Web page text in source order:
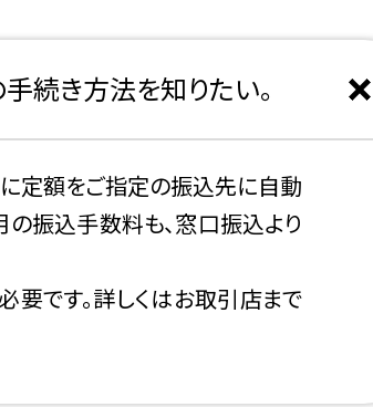
続き方法を知りたい。
定額をご指定の振込先に自動
の振込手数料も、窓口振込より
です。詳しくはお取引店まで